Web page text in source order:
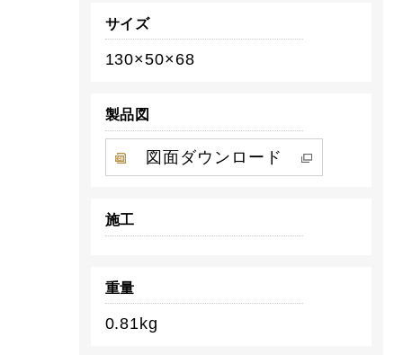
サイズ
130×50×68
製品図
図面ダウンロード
施工
重量
0.81kg